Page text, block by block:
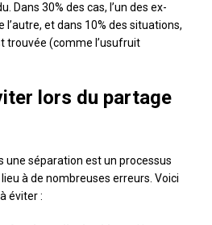
Dans 30% des cas, l’un des ex-
et dans 10% des situations,
trouvée (comme l’usufruit
lors du partage
une séparation est un processus
à de nombreuses erreurs. Voici
éviter :